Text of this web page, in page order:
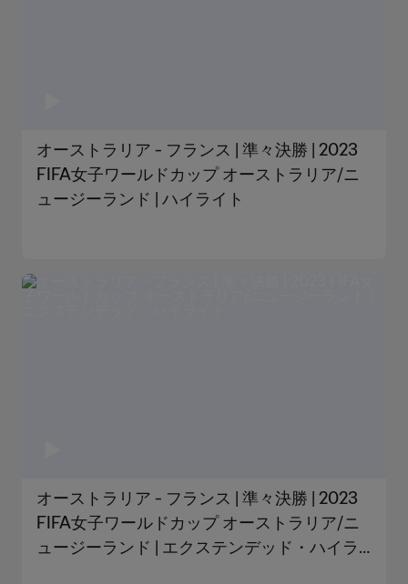
オーストラリア - フランス | 準々決勝 | 2023
FIFA女子ワールドカップ オーストラリア/ニ
ュージーランド | ハイライト
オーストラリア - フランス | 準々決勝 | 2023
FIFA女子ワールドカップ オーストラリア/ニ
ュージーランド | エクステンデッド・ハイラ